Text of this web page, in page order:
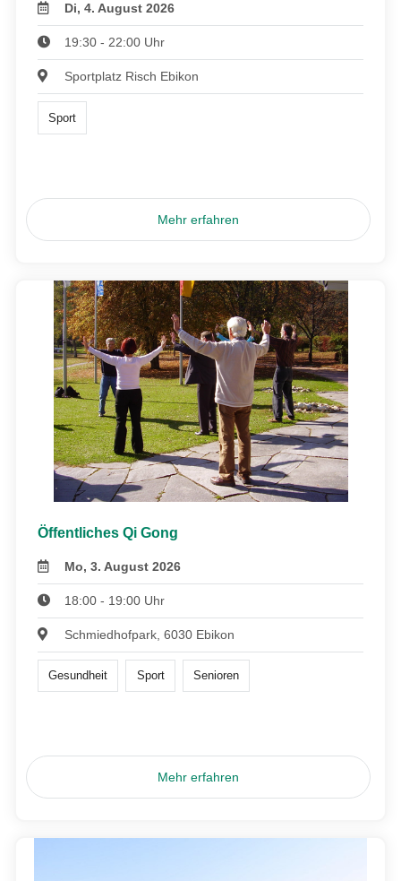
Di, 4. August 2026
19:30 - 22:00 Uhr
Sportplatz Risch Ebikon
Sport
Mehr erfahren
Öffentliches Qi Gong
Mo, 3. August 2026
18:00 - 19:00 Uhr
Schmiedhofpark, 6030 Ebikon
Gesundheit Sport Senioren
Mehr erfahren